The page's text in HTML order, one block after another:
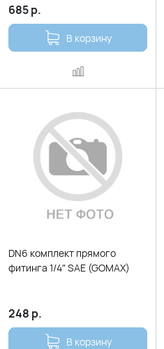
685р.
В корзину
DN6 комплект прямого
фитинга 1/4" SAE (GOMAX)
248 р.
В корзину